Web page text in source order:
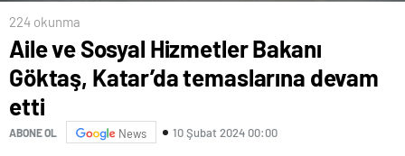
224 okunma
Aile ve Sosyal Hizmetler Bakanı
Göktaş, Katar’da temaslarına devam
etti
ABONE OL News 10 Şubat 2024 00:00